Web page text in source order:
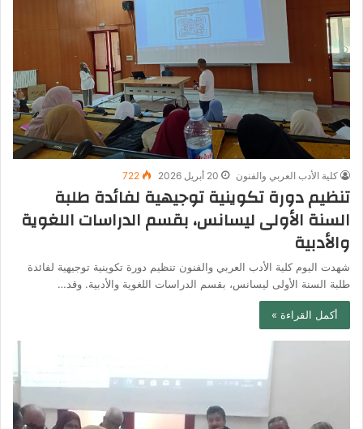
كلية الأدب العربي والفنون 20 أبريل 2026 722
تنظيم دورة تكوينية توجيهية لفائدة طلبة
السنة الأولى ليسانس، بقسم الدراسات اللغوية
والأدبية
شهدت اليوم كلية الأدب العربي والفنون تنظيم دورة تكوينية توجيهية لفائدة
طلبة السنة الأولى ليسانس، بقسم الدراسات اللغوية والأدبية. وقد…
أكمل القراءة »